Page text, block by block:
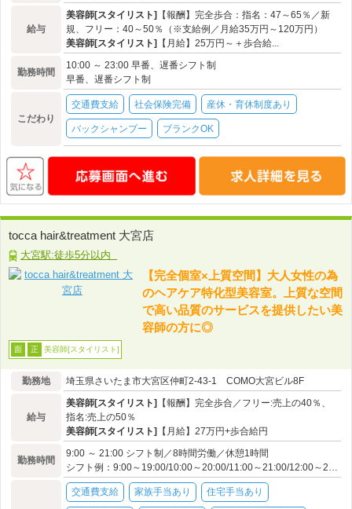
給与
美容師[スタイリスト]
【報酬】完全歩合：指名：47～65％／新
規、フリー：40～50％（※支給例／月給35万円～120万円）
美容師[スタイリスト]
【月給】25万円～＋歩合給...
勤務時間
10:00 ～ 23:00 早番、遅番シフト制
早番、遅番シフト制
こだわり
交通費支給 社会保険完備 産休・育休制度あり
バックシャンプー ブランクOK
tocca hair&treatment 大宮店
大宮駅:徒歩5分以内
【完全個室×上質空間】大人女性の為
のヘアケア特化型美容室。上質な空間
で高い品質のサービスを提供したい美
容師の方に◎
面 正 美容師[スタイリスト]
勤務地 埼玉県さいたま市大宮区仲町2-43-1 COMO大宮ビル8F
給与
美容師[スタイリスト] 【報酬】完全歩合／フリー:売上の40％、
指名:売上の50％
美容師[スタイリスト] 【月給】27万円+歩合給円
勤務時間
9:00 ～ 21:00 シフト制／8時間労働／休憩1時間
シフト例：9:00～19:00/10:00～20:00/11:00～21:00/12:00～22:00 ※勤務地・店舗により異なります。
交通費支給 家族手当あり 住宅手当あり